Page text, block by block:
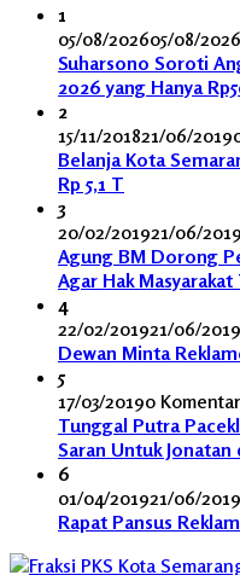
1
05/08/202605/08/2026
Suharsono Soroti
2026 yang Hanya
2
15/11/201821/06/2019
Belanja Kota
Rp 5,1 T
3
20/02/201921/06/2019
Agung BM Dorong
Agar Hak
4
22/02/201921/06/2019
Dewan Minta
5
17/03/20190 Komentar
Tunggal Putra
Saran Untuk Jonatan
6
01/04/201921/06/2019
Rapat Pansus